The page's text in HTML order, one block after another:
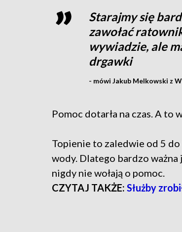
Starajmy się
zawołać
wywiadzie, ale
drgawki
- mówi Jakub Melkowski z
Pomoc dotarła na czas. A to
Topienie to zaledwie od 5
wody. Dlatego bardzo ważna
nigdy nie wołają o pomoc.
CZYTAJ TAKŻE: Służby